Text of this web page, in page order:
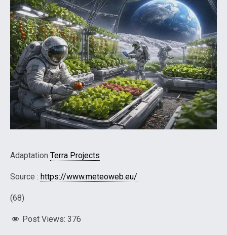
Adaptation Terra Projects
Source : https://www.meteoweb.eu/
(68)
Post Views: 376